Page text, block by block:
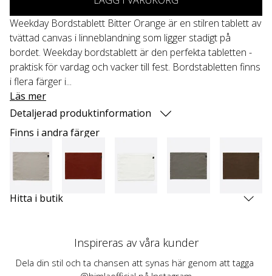
Weekday Bordstablett Bitter Orange är en stilren tablett av
tvättad canvas i linneblandning som ligger stadigt på
bordet. Weekday bordstablett är den perfekta tabletten -
praktisk för vardag och vacker till fest. Bordstabletten finns
i flera färger i...
Läs mer
Detaljerad produktinformation
Finns i andra färger
Hitta i butik
Inspireras av våra kunder
Dela din stil och ta chansen att synas här genom att tagga